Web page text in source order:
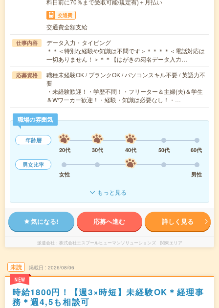
料日前に70％まで受取可能/規定有)＋月払い
交通費
交通費全額支給
仕事内容
データ入力・タイピング
＊＊＜特別な経験や知識は不問です＞＊＊＊＊＜電話対応は
一切ありません！＞＊＊【はがきの宛名データ入力…
応募資格
職種未経験OK / ブランクOK / パソコンスキル不要 / 英語力不
要
・未経験歓迎！・学歴不問！・フリーター＆主婦(夫)＆学生
＆Wワーカー歓迎！・経験・知識は必要なし！・…
職場の雰囲気
年齢層
20代
30代 40代 50代
60代
男女比率
女性
男性
もっと見る
気になる! 応募へ進む 詳しく見る
派遣会社 株式会社エスプールヒューマンソリューションズ 関東エリア
未読
NEW
掲載日 2026/08/06
時給1800円！【週3×時短】未経験OK＊経理事
務＊週4,5も相談可